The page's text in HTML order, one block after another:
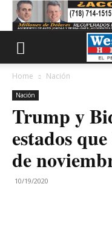
Home Nación
Nación
Trump y
estados
de
10/19/2020